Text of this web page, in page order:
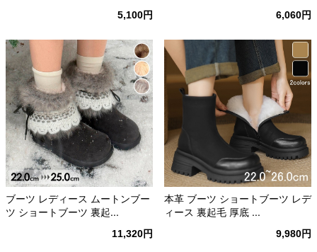
5,100円 6,060円
ブーツ レディース ムートンブー
ツ ショートブーツ 裏起...
11,320円
本革 ブーツ ショートブーツ レデ
ィース 裏起毛 厚底 ...
9,980円